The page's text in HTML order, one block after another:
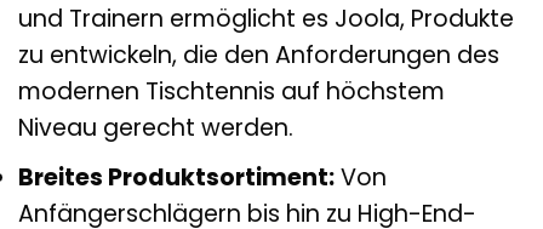
und Trainern ermöglicht es Joola, Produkte
zu entwickeln, die den Anforderungen des
modernen Tischtennis auf höchstem
Niveau gerecht werden.
Breites Produktsortiment:Von
Anfängerschlägern bis hin zu High-End-